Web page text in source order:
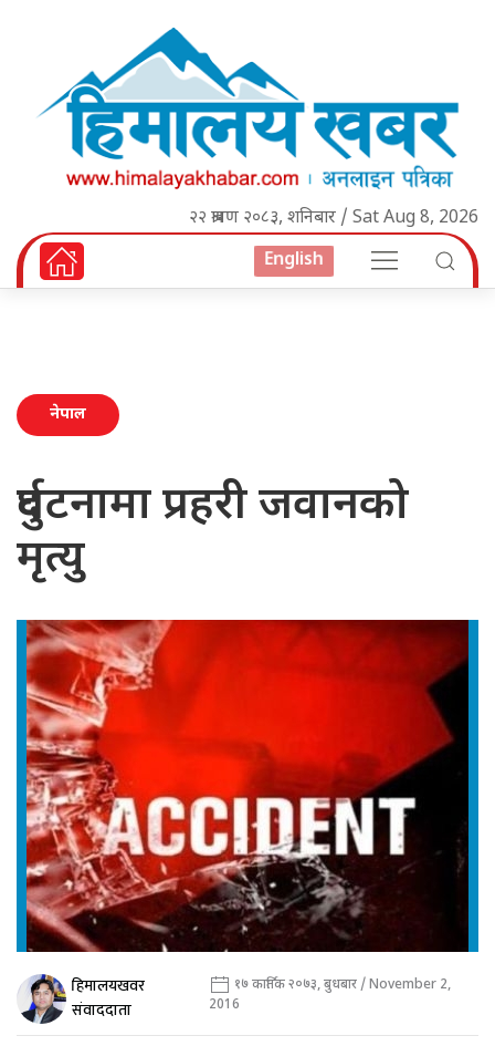
२२ श्रावण २०८३, शनिबार / Sat Aug 8, 2026
English
नेपाल
दुर्घटनामा प्रहरी जवानको
मृत्यु
हिमालयखवर
संवाददाता
१७ कार्तिक २०७३, बुधबार / November 2,
2016